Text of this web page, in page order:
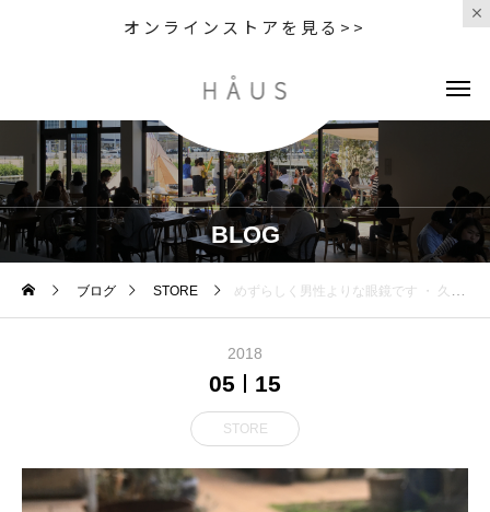
オンラインストアを見る>>
BLOG
ブログ STORE めずらしく男性よりな眼鏡です ・ 久しぶりにサーモントブロウに惹かれます 丸いのもいいですがたまにはこん
2018
05 15
STORE